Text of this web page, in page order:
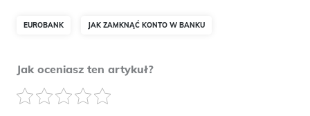
EUROBANK JAK ZAMKNĄĆ KONTO W BANKU
Jak oceniasz ten artykuł?